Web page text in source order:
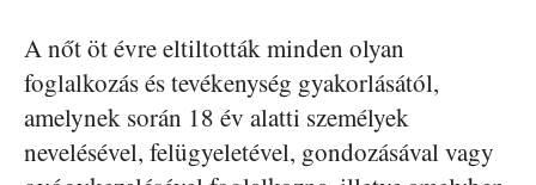
A nőt öt évre eltiltották minden olyan
foglalkozás és tevékenység gyakorlásától,
amelynek során 18 év alatti személyek
nevelésével, felügyeletével, gondozásával vagy